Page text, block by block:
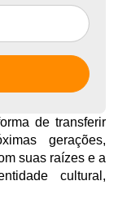
de transferir
gerações,
suas raízes e a
cultural,